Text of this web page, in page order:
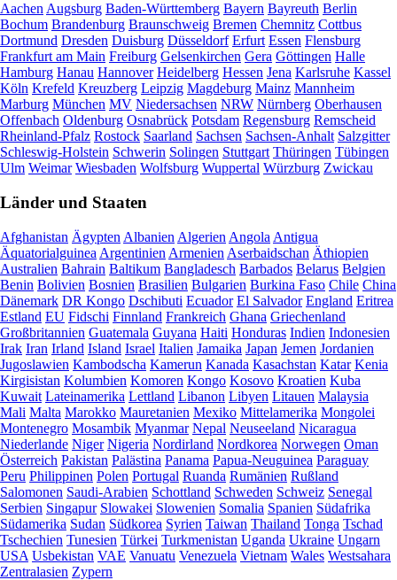
Aachen Augsburg Baden-Württemberg Bayern Bayreuth Berlin
Bochum Brandenburg Braunschweig Bremen Chemnitz Cottbus
Dortmund Dresden Duisburg Düsseldorf Erfurt Essen Flensburg
Frankfurt am Main Freiburg Gelsenkirchen Gera Göttingen Halle
Hamburg Hanau Hannover Heidelberg Hessen Jena Karlsruhe Kassel
Köln Krefeld Kreuzberg Leipzig Magdeburg Mainz Mannheim
Marburg München MV Niedersachsen NRW Nürnberg Oberhausen
Offenbach Oldenburg Osnabrück Potsdam Regensburg Remscheid
Rheinland-Pfalz Rostock Saarland Sachsen Sachsen-Anhalt Salzgitter
Schleswig-Holstein Schwerin Solingen Stuttgart Thüringen Tübingen
Ulm Weimar Wiesbaden Wolfsburg Wuppertal Würzburg Zwickau
Länder und Staaten
Afghanistan Ägypten Albanien Algerien Angola Antigua
Äquatorialguinea Argentinien Armenien Aserbaidschan Äthiopien
Australien Bahrain Baltikum Bangladesch Barbados Belarus Belgien
Benin Bolivien Bosnien Brasilien Bulgarien Burkina Faso Chile China
Dänemark DR Kongo Dschibuti Ecuador El Salvador England Eritrea
Estland EU Fidschi Finnland Frankreich Ghana Griechenland
Großbritannien Guatemala Guyana Haiti Honduras Indien Indonesien
Irak Iran Irland Island Israel Italien Jamaika Japan Jemen Jordanien
Jugoslawien Kambodscha Kamerun Kanada Kasachstan Katar Kenia
Kirgisistan Kolumbien Komoren Kongo Kosovo Kroatien Kuba
Kuwait Lateinamerika Lettland Libanon Libyen Litauen Malaysia
Mali Malta Marokko Mauretanien Mexiko Mittelamerika Mongolei
Montenegro Mosambik Myanmar Nepal Neuseeland Nicaragua
Niederlande Niger Nigeria Nordirland Nordkorea Norwegen Oman
Österreich Pakistan Palästina Panama Papua-Neuguinea Paraguay
Peru Philippinen Polen Portugal Ruanda Rumänien Rußland
Salomonen Saudi-Arabien Schottland Schweden Schweiz Senegal
Serbien Singapur Slowakei Slowenien Somalia Spanien Südafrika
Südamerika Sudan Südkorea Syrien Taiwan Thailand Tonga Tschad
Tschechien Tunesien Türkei Turkmenistan Uganda Ukraine Ungarn
USA Usbekistan VAE Vanuatu Venezuela Vietnam Wales Westsahara
Zentralasien Zypern